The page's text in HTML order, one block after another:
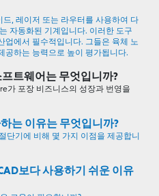
, 레이저 또는 라우터를 사용하여 다
자동화된 기계입니다. 이러한 도구
업에서 필수적입니다. 그들은 육체 노
공하는 능력으로 높이 평가됩니다.
트웨어는 무엇입니까?
가 포장 비즈니스의 성장과 번영을
는 이유는 무엇입니까?
단기에 비해 몇 가지 이점을 제공합니
보다 사용하기 쉬운 이유